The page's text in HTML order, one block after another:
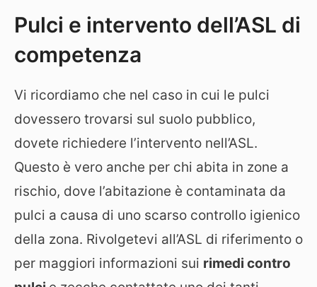
Pulci e intervento dell’ASL di
competenza
Vi ricordiamo che nel caso in cui le pulci
dovessero trovarsi sul suolo pubblico,
dovete richiedere l’intervento nell’ASL.
Questo è vero anche per chi abita in zone a
rischio, dove l’abitazione è contaminata da
pulci a causa di uno scarso controllo igienico
della zona. Rivolgetevi all’ASL di riferimento o
per maggiori informazioni sui rimedi contro